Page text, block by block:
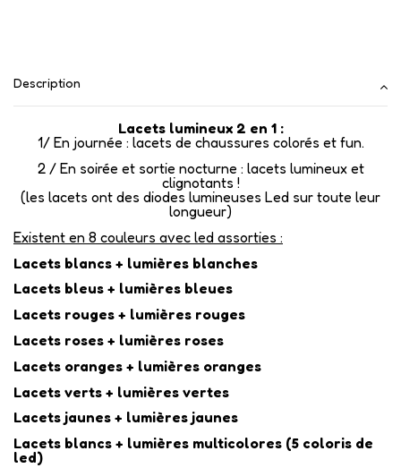
Description
Lacets lumineux 2 en 1 :
1/ En journée : lacets de chaussures colorés et fun.
2 / En soirée et sortie nocturne : lacets lumineux et
clignotants !
(les lacets ont des diodes lumineuses Led sur toute leur
longueur)
Existent en 8 couleurs avec led assorties :
Lacets blancs + lumières blanches
Lacets bleus + lumières bleues
Lacets rouges + lumières rouges
Lacets roses + lumières roses
Lacets oranges + lumières oranges
Lacets verts + lumières vertes
Lacets jaunes + lumières jaunes
Lacets blancs + lumières multicolores (5 coloris de
led)